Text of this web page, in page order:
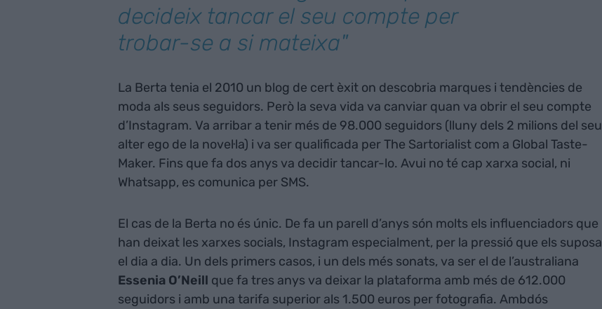
decideix tancar el seu compte per
trobar-se a si mateixa"
La Berta tenia el 2010 un blog de cert èxit on descobria marques i tendències de
moda als seus seguidors. Però la seva vida va canviar quan va obrir el seu compte
d’Instagram. Va arribar a tenir més de 98.000 seguidors (lluny dels 2 milions del seu
alter ego de la novel·la) i va ser qualificada per The Sartorialist com a Global Taste-
Maker. Fins que fa dos anys va decidir tancar-lo. Avui no té cap xarxa social, ni
Whatsapp, es comunica per SMS.
El cas de la Berta no és únic. De fa un parell d’anys són molts els influenciadors que
han deixat les xarxes socials, Instagram especialment, per la pressió que els suposa
el dia a dia. Un dels primers casos, i un dels més sonats, va ser el de l’australiana
Essenia O’Neill que fa tres anys va deixar la plataforma amb més de 612.000
seguidors i amb una tarifa superior als 1.500 euros per fotografia. Ambdós